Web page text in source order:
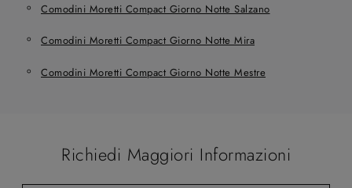
Comodini Moretti Compact Giorno Notte Salzano
Comodini Moretti Compact Giorno Notte Mira
Comodini Moretti Compact Giorno Notte Mestre
Richiedi Maggiori Informazioni